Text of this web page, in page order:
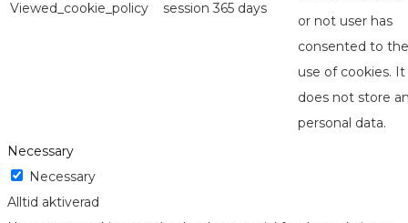
Viewed_cookie_policy session 365 days
or not user has
consented to the
use of cookies. It
does not store
personal data.
Necessary
Necessary
Alltid aktiverad